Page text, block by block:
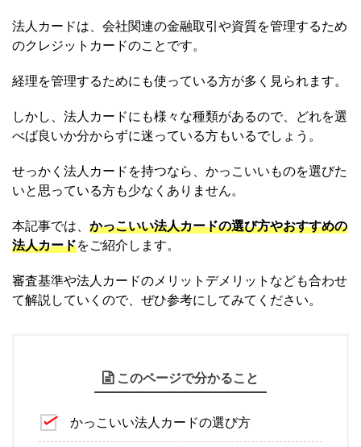
法人カードは、会社関連の金融取引や資質を管理するため
のクレジットカードのことです。
経理を管理するためにも使っている方が多く見られます。
しかし、法人カードにも様々な種類があるので、どれを選
べば良いか分からずに迷っている方もいるでしょう。
せっかく法人カードを持つなら、かっこいいものを選びた
いと思っている方も少なくありません。
本記事では、 かっこいい法人カードの選び方やおすすめの
法人カードをご紹介します。
審査基準や法人カードのメリットデメリットなども合わせ
て解説していくので、ぜひ参考にしてみてください。
このページで分かること
かっこいい法人カードの選び方